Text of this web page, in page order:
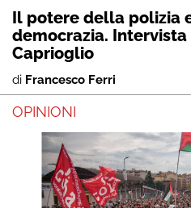
Il potere della polizia
democrazia. Intervista
Caprioglio
di Francesco Ferri
OPINIONI